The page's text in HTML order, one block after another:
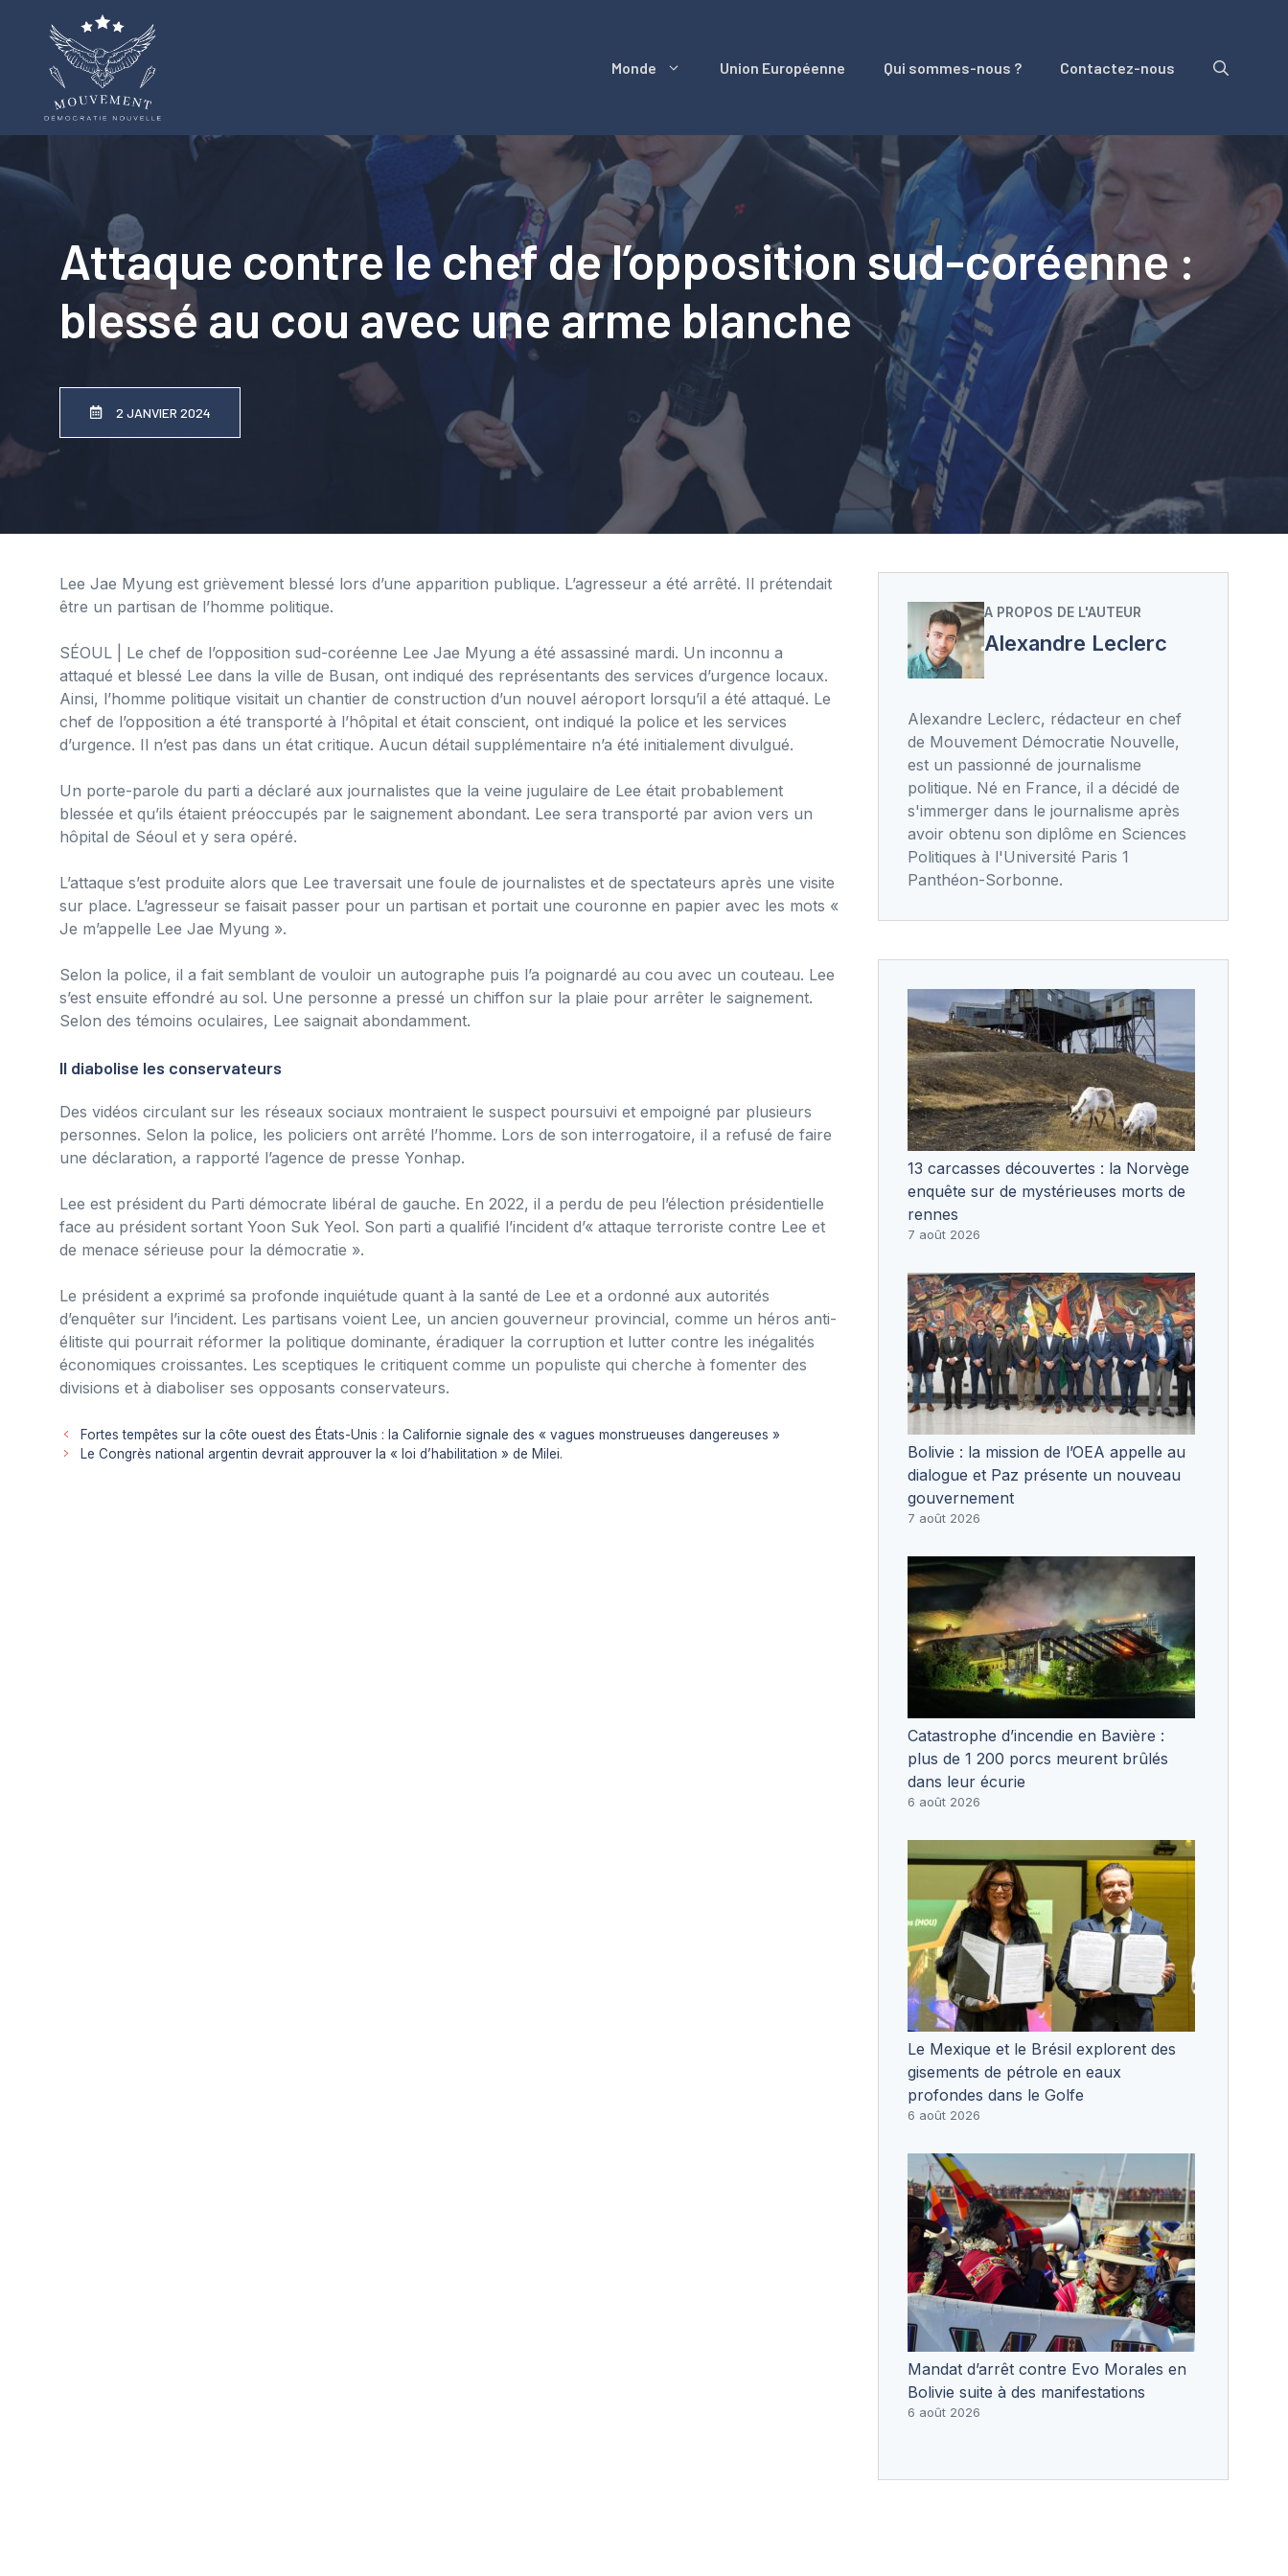
Monde Union Européenne Qui sommes-nous ? Contactez-nous
Attaque contre le chef de l’opposition sud-coréenne :
blessé au cou avec une arme blanche
2 JANVIER 2024
Lee Jae Myung est grièvement blessé lors d’une apparition publique. L’agresseur a été arrêté. Il prétendait
être un partisan de l’homme politique.
SÉOUL | Le chef de l’opposition sud-coréenne Lee Jae Myung a été assassiné mardi. Un inconnu a
attaqué et blessé Lee dans la ville de Busan, ont indiqué des représentants des services d’urgence locaux.
Ainsi, l’homme politique visitait un chantier de construction d’un nouvel aéroport lorsqu’il a été attaqué. Le
chef de l’opposition a été transporté à l’hôpital et était conscient, ont indiqué la police et les services
d’urgence. Il n’est pas dans un état critique. Aucun détail supplémentaire n’a été initialement divulgué.
Un porte-parole du parti a déclaré aux journalistes que la veine jugulaire de Lee était probablement
blessée et qu’ils étaient préoccupés par le saignement abondant. Lee sera transporté par avion vers un
hôpital de Séoul et y sera opéré.
L’attaque s’est produite alors que Lee traversait une foule de journalistes et de spectateurs après une visite
sur place. L’agresseur se faisait passer pour un partisan et portait une couronne en papier avec les mots «
Je m’appelle Lee Jae Myung ».
Selon la police, il a fait semblant de vouloir un autographe puis l’a poignardé au cou avec un couteau. Lee
s’est ensuite effondré au sol. Une personne a pressé un chiffon sur la plaie pour arrêter le saignement.
Selon des témoins oculaires, Lee saignait abondamment.
Il diabolise les conservateurs
Des vidéos circulant sur les réseaux sociaux montraient le suspect poursuivi et empoigné par plusieurs
personnes. Selon la police, les policiers ont arrêté l’homme. Lors de son interrogatoire, il a refusé de faire
une déclaration, a rapporté l’agence de presse Yonhap.
Lee est président du Parti démocrate libéral de gauche. En 2022, il a perdu de peu l’élection présidentielle
face au président sortant Yoon Suk Yeol. Son parti a qualifié l’incident d’« attaque terroriste contre Lee et
de menace sérieuse pour la démocratie ».
Le président a exprimé sa profonde inquiétude quant à la santé de Lee et a ordonné aux autorités
d’enquêter sur l’incident. Les partisans voient Lee, un ancien gouverneur provincial, comme un héros anti-
élitiste qui pourrait réformer la politique dominante, éradiquer la corruption et lutter contre les inégalités
économiques croissantes. Les sceptiques le critiquent comme un populiste qui cherche à fomenter des
divisions et à diaboliser ses opposants conservateurs.
Fortes tempêtes sur la côte ouest des États-Unis : la Californie signale des « vagues monstrueuses dangereuses »
Le Congrès national argentin devrait approuver la « loi d’habilitation » de Milei.
A PROPOS DE L'AUTEUR
Alexandre Leclerc
Alexandre Leclerc, rédacteur en chef
de Mouvement Démocratie Nouvelle,
est un passionné de journalisme
politique. Né en France, il a décidé de
s'immerger dans le journalisme après
avoir obtenu son diplôme en Sciences
Politiques à l'Université Paris 1
Panthéon-Sorbonne.
13 carcasses découvertes : la Norvège
enquête sur de mystérieuses morts de
rennes
7 août 2026
Bolivie : la mission de l’OEA appelle au
dialogue et Paz présente un nouveau
gouvernement
7 août 2026
Catastrophe d’incendie en Bavière :
plus de 1 200 porcs meurent brûlés
dans leur écurie
6 août 2026
Le Mexique et le Brésil explorent des
gisements de pétrole en eaux
profondes dans le Golfe
6 août 2026
Mandat d’arrêt contre Evo Morales en
Bolivie suite à des manifestations
6 août 2026